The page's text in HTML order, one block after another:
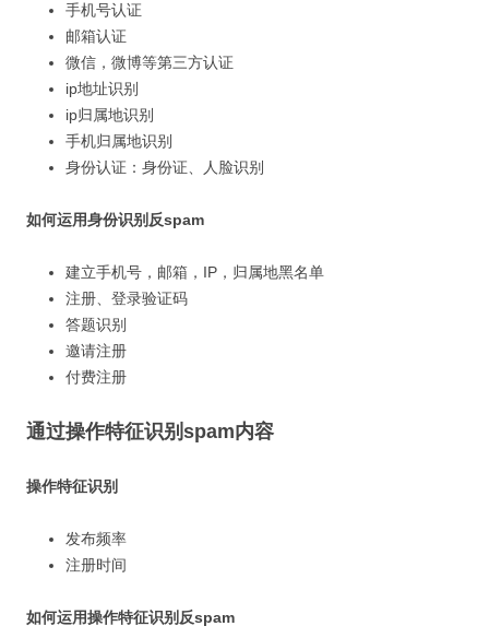
手机号认证
邮箱认证
微信，微博等第三方认证
ip地址识别
ip归属地识别
手机归属地识别
身份认证：身份证、人脸识别
如何运用身份识别反spam
建立手机号，邮箱，IP，归属地黑名单
注册、登录验证码
答题识别
邀请注册
付费注册
通过操作特征识别spam内容
操作特征识别
发布频率
注册时间
如何运用操作特征识别反spam